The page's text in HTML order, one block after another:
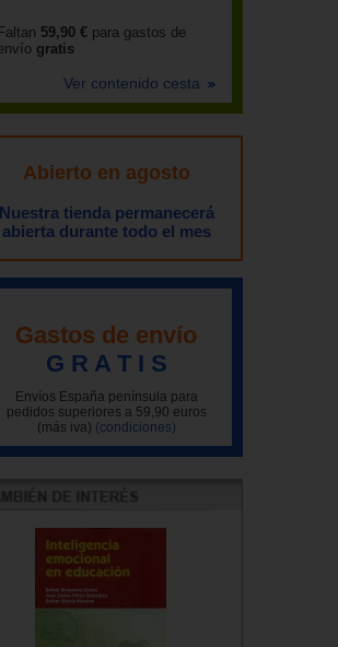
Faltan 59,90 € para gastos de
gratis
Ver contenido cesta
Abierto en agosto
Nuestra tienda permanecerá
abierta durante todo el mes
Gastos de envío
G R A T I S
Envíos España península para
pedidos superiores a 59,90 euros
(más iva) (condiciones)